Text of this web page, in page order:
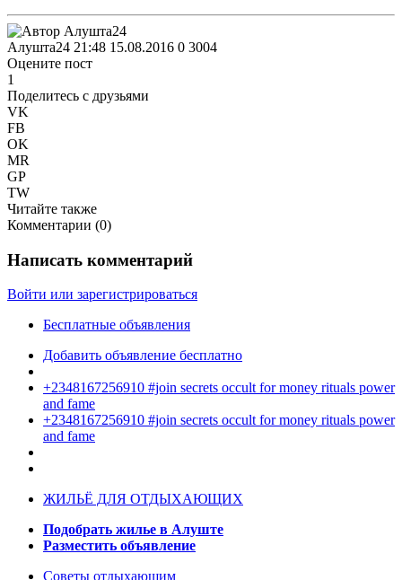
Алушта24 21:48 15.08.2016 0 3004
Оцените пост
1
Поделитесь с друзьями
VK
FB
OK
MR
GP
TW
Читайте также
Комментарии (0)
Написать комментарий
Войти или зарегистрироваться
Бесплатные объявления
Добавить объявление бесплатно
+2348167256910 #join secrets occult for money rituals power
and fame
+2348167256910 #join secrets occult for money rituals power
and fame
ЖИЛЬЁ ДЛЯ ОТДЫХАЮЩИХ
Подобрать жилье в Алуште
Разместить объявление
Советы отдыхающим